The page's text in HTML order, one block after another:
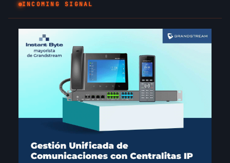
INCOMING SIGNAL